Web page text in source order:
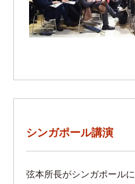
シンガポール講演
弦本所長がシンガポール